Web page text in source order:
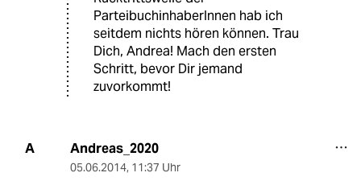
ParteibuchinhaberInnen hab ich
seitdem nichts hören können. Trau
Dich, Andrea! Mach den ersten
Schritt, bevor Dir jemand
zuvorkommt!
A Andreas_2020
05.06.2014, 11:37 Uhr